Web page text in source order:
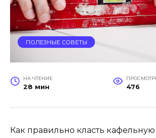
ПОЛЕЗНЫЕ СОВЕТЫ
НА ЧТЕНИЕ
28 мин 476
Как правильно класть кафельную